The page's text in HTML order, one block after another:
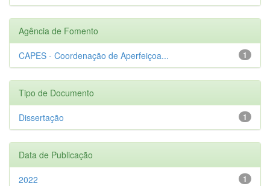
Agência de Fomento
1
CAPES - Coordenação de Aperfeiçoa...
Tipo de Documento
1
Dissertação
Data de Publicação
1
2022